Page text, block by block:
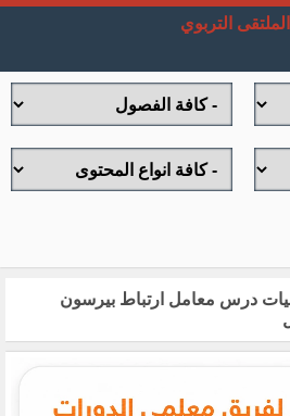
درس معامل ارتباط بيرسون